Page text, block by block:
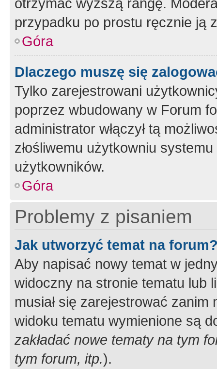
przypadku po prostu ręcznie ją
Góra
Dlaczego muszę się
Tylko zarejestrowani
poprzez wbudowany w Forum
administrator włączył tą
złośliwemu użytkowniu
użytkowników.
Góra
Problemy z pisaniem
Jak utworzyć temat na
Aby napisać nowy temat w
widoczny na stronie tematu lub
musiał się zarejestrować
widoku tematu wymienione są
zakładać nowe tematy na tym
tym forum, itp.).